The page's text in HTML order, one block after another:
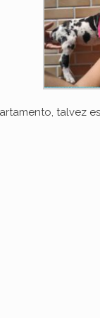
talvez